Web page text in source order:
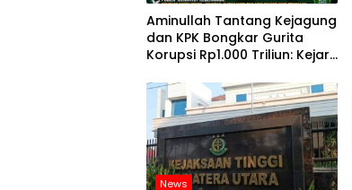
Aminullah Tantang Kejagung
dan KPK Bongkar Gurita
Korupsi Rp1.000 Triliun: Kejar
Jaringannya
News